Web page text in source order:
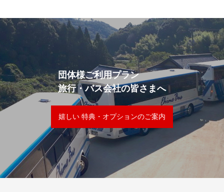
団体様ご利用プラン
旅行・バス会社の皆さまへ
嬉しい 特典・オプションのご案内